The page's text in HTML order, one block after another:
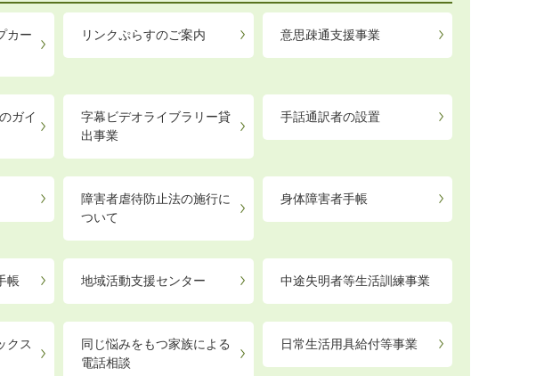
カー
リンクぷらすのご案内 意思疎通支援事業
ガイ
字幕ビデオライブラリー貸
出事業
手話通訳者の設置
障害者虐待防止法の施行に
ついて
身体障害者手帳
帳 地域活動支援センター 中途失明者等生活訓練事業
クス
同じ悩みをもつ家族による
電話相談
日常生活用具給付等事業